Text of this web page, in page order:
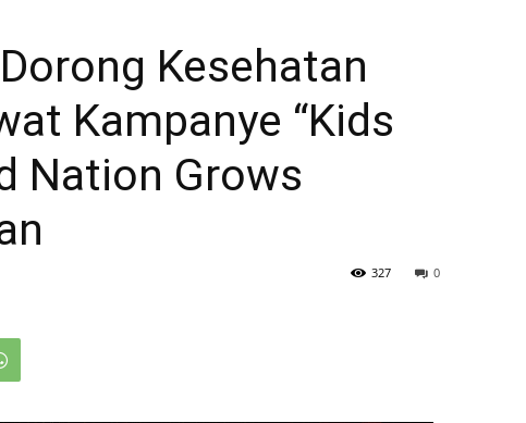
Kesehatan
Kampanye “Kids
Nation Grows
0
327